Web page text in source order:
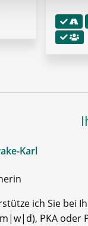
Karl
ich Sie bei
PKA oder